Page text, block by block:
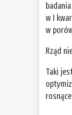
w I
w
Rząd
Taki